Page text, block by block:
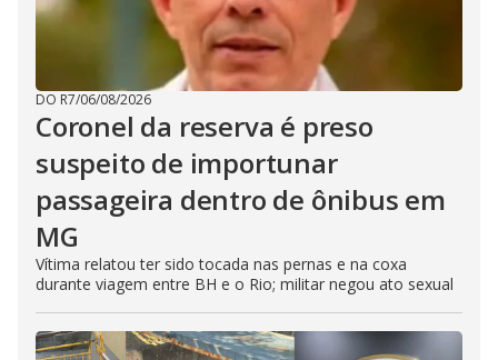
DO R7/06/08/2026
Coronel da reserva é preso
suspeito de importunar
passageira dentro de ônibus em
MG
Vítima relatou ter sido tocada nas pernas e na coxa
durante viagem entre BH e o Rio; militar negou ato sexual